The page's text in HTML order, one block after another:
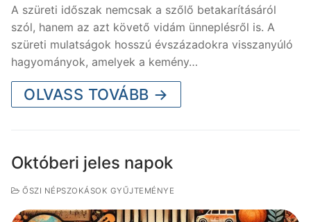
A szüreti időszak nemcsak a szőlő betakarításáról
szól, hanem az azt követő vidám ünneplésről is. A
szüreti mulatságok hosszú évszázadokra visszanyúló
hagyományok, amelyek a kemény…
OLVASS TOVÁBB →
Októberi jeles napok
ŐSZI NÉPSZOKÁSOK GYŰJTEMÉNYE